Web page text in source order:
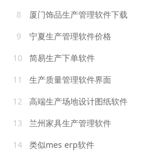
8
厦门饰品生产管理软件下载
9
宁夏生产管理软件价格
10
简易生产下单软件
11
生产质量管理软件界面
12
高端生产场地设计图纸软件
13
兰州家具生产管理软件
14
类似mes erp软件